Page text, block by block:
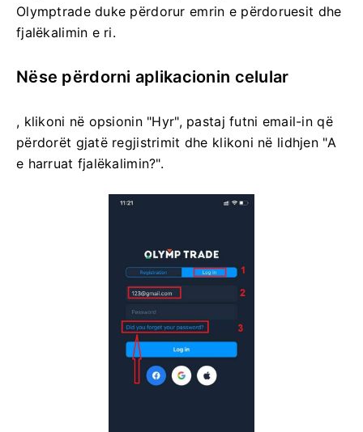
Olymptrade duke përdorur emrin e përdoruesit dhe
fjalëkalimin e ri.
Nëse përdorni aplikacionin celular
, klikoni në opsionin "Hyr", pastaj futni email-in që
përdorët gjatë regjistrimit dhe klikoni në lidhjen "A
e harruat fjalëkalimin?".